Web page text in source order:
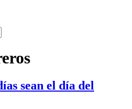
sean el día del